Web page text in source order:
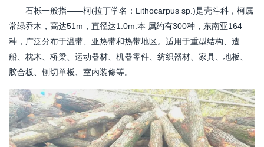
石栎一般指——柯(拉丁学名：Lithocarpus sp.)是壳斗科，柯属
常绿乔木，高达51m，直径达1.0m.本 属约有300种，东南亚164
种，广泛分布于温带、亚热带和热带地区。适用于重型结构、造
船、枕木、桥梁、运动器材、机器零件、纺织器材、家具、地板、
胶合板、刨切单板、室内装修等。